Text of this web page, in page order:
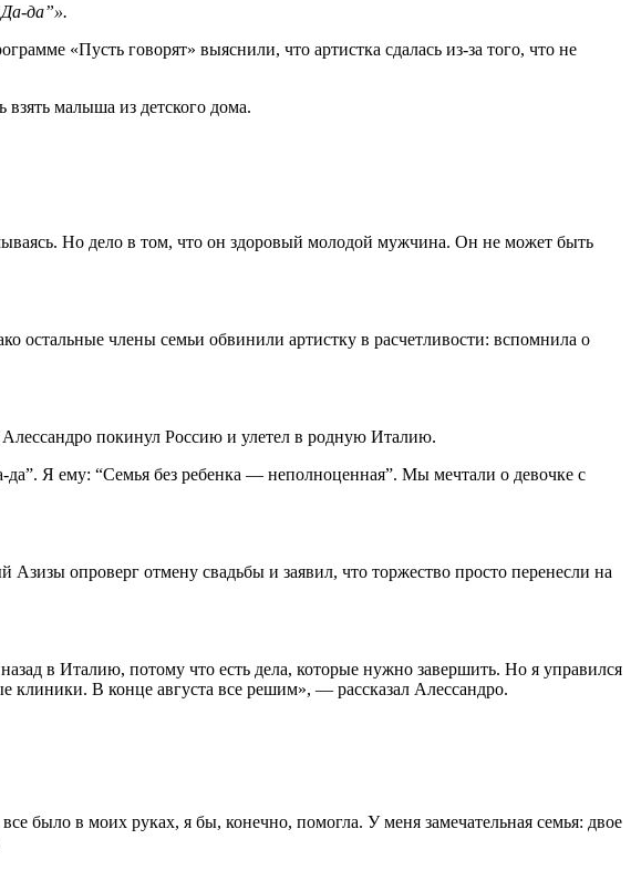
да”».
«Пусть говорят» выяснили, что артистка сдалась из-за того, что не
взять малыша из детского дома.
Но дело в том, что он здоровый молодой мужчина. Он не может быть
остальные члены семьи обвинили артистку в расчетливости: вспомнила о
Алессандро покинул Россию и улетел в родную Италию.
Я ему: “Семья без ребенка — неполноценная”. Мы мечтали о девочке с
опроверг отмену свадьбы и заявил, что торжество просто перенесли на
в Италию, потому что есть дела, которые нужно завершить. Но я управился
клиники. В конце августа все решим», — рассказал Алессандро.
было в моих руках, я бы, конечно, помогла. У меня замечательная семья: двое